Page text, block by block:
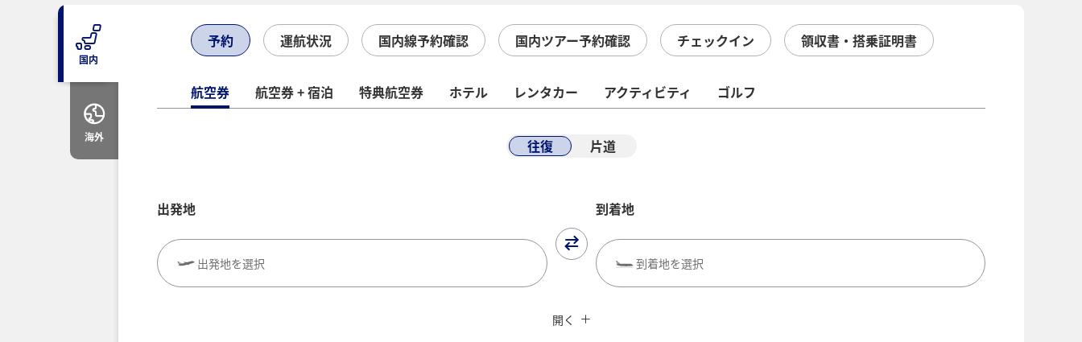
国内
海外
予約 運航状況 国内線予約確認 国内ツアー予約確認 チェックイン 領収書・搭乗証明書
航空券 航空券 + 宿泊 特典航空券 ホテル レンタカー アクティビティ ゴルフ
往復 片道
出発地
出発地を選択
到着地
到着地を選択
開く